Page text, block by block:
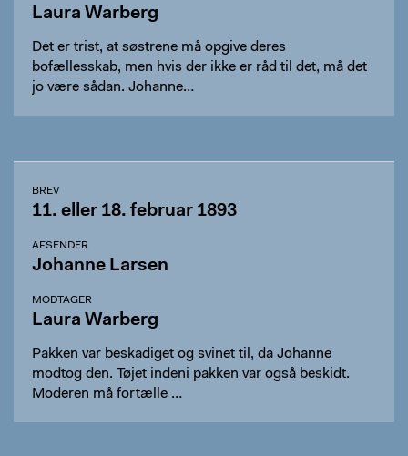
Laura Warberg
Det er trist, at søstrene må opgive deres
bofællesskab, men hvis der ikke er råd til det, må det
jo være sådan. Johanne…
BREV
11. eller 18. februar 1893
AFSENDER
Johanne Larsen
MODTAGER
Laura Warberg
Pakken var beskadiget og svinet til, da Johanne
modtog den. Tøjet indeni pakken var også beskidt.
Moderen må fortælle …